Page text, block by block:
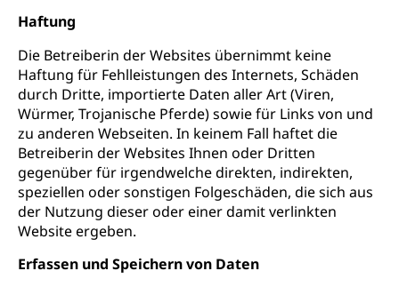
Haftung
Die Betreiberin der Websites übernimmt keine
Haftung für Fehlleistungen des Internets, Schäden
durch Dritte, importierte Daten aller Art (Viren,
Würmer, Trojanische Pferde) sowie für Links von und
zu anderen Webseiten. In keinem Fall haftet die
Betreiberin der Websites Ihnen oder Dritten
gegenüber für irgendwelche direkten, indirekten,
speziellen oder sonstigen Folgeschäden, die sich aus
der Nutzung dieser oder einer damit verlinkten
Website ergeben.
Erfassen und Speichern von Daten